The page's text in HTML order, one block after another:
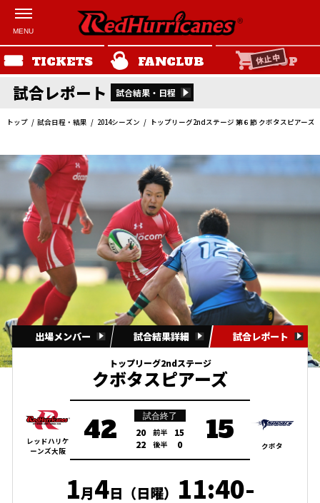
TICKETS FANCLUB SHOP
休止中
試合レポート 試合結果・日程
トップ 試合日程・結果 2014シーズン トップリーグ2ndステージ 第６節 クボタスピアーズ
出場メンバー 試合結果詳細 試合レポート
トップリーグ2ndステージ
クボタスピアーズ
レッドハリケ
ーンズ大阪
42 試合終了
20 前半
15
22
後半 0 15 クボタ
1月4日（日曜） 11:40-